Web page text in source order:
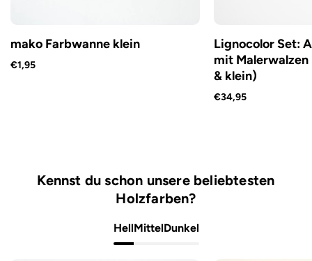
mako Farbwanne klein
€1,95
Lignocolor Set:
mit
& klein)
€34,95
Kennst du schon unsere beliebtesten
Holzfarben?
HellMittelDunkel